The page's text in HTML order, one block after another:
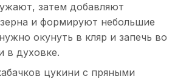
затем добавляют
и формируют небольшие
окунуть в кляр и запечь во
в духовке.
цукини с пряными